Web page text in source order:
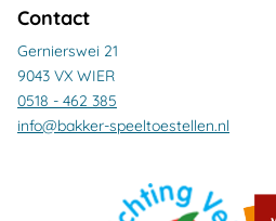
Contact
Gernierswei 21
9043 VX WIER
0518 - 462 385
info@bakker-speeltoestellen.nl